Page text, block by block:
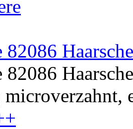
82086
82086
microverzahnt,